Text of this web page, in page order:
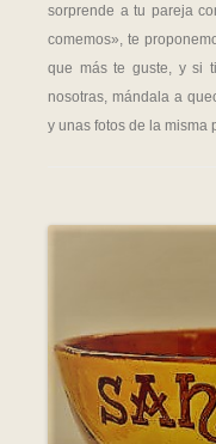
sorprende a tu pareja
comemos», te
que más te guste, y si
nosotras, mándala a
y unas fotos de la misma